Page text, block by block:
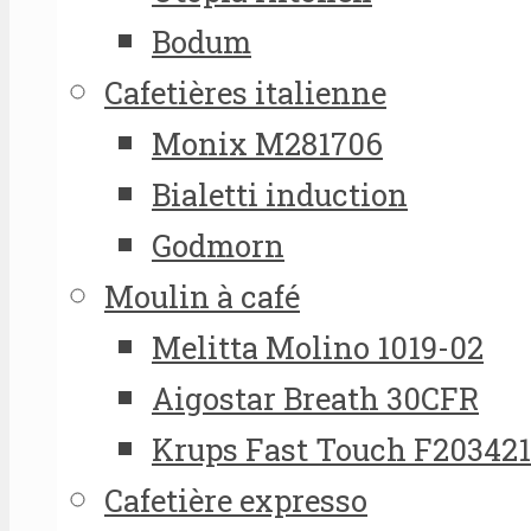
Bodum
Cafetières italienne
Monix M281706
Bialetti induction
Godmorn
Moulin à café
Melitta Molino 1019-02
Aigostar Breath 30CFR
Krups Fast Touch
Cafetière expresso